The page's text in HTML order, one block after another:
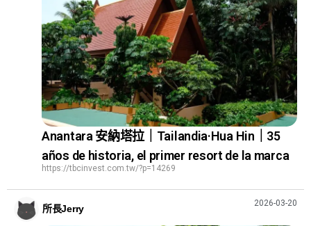
Anantara 安納塔拉｜Tailandia·Hua Hin｜35
años de historia, el primer resort de la marca
https://tbcinvest.com.tw/?p=14269
所長Jerry
2026-03-20